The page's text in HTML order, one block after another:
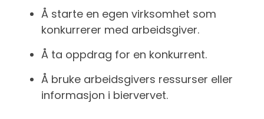
Å starte en egen virksomhet som
konkurrerer med arbeidsgiver.
Å ta oppdrag for en konkurrent.
Å bruke arbeidsgivers ressurser eller
informasjon i biervervet.